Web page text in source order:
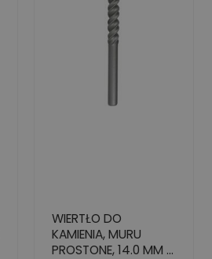
WIERTŁO DO
KAMIENIA, MURU
PROSTONE, 14.0 MM X